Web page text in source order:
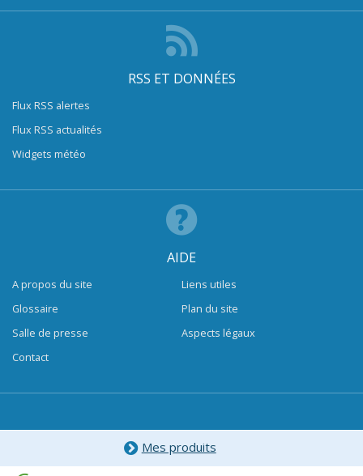
RSS ET DONNÉES
Flux RSS alertes
Flux RSS actualités
Widgets météo
AIDE
A propos du site
Glossaire
Salle de presse
Contact
Liens utiles
Plan du site
Aspects légaux
Mes produits